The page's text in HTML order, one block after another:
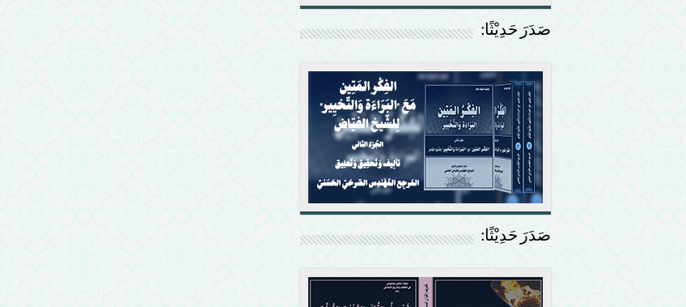
صَدَرَ حَدِيْثًا:
صَدَرَ حَدِيْثًا: